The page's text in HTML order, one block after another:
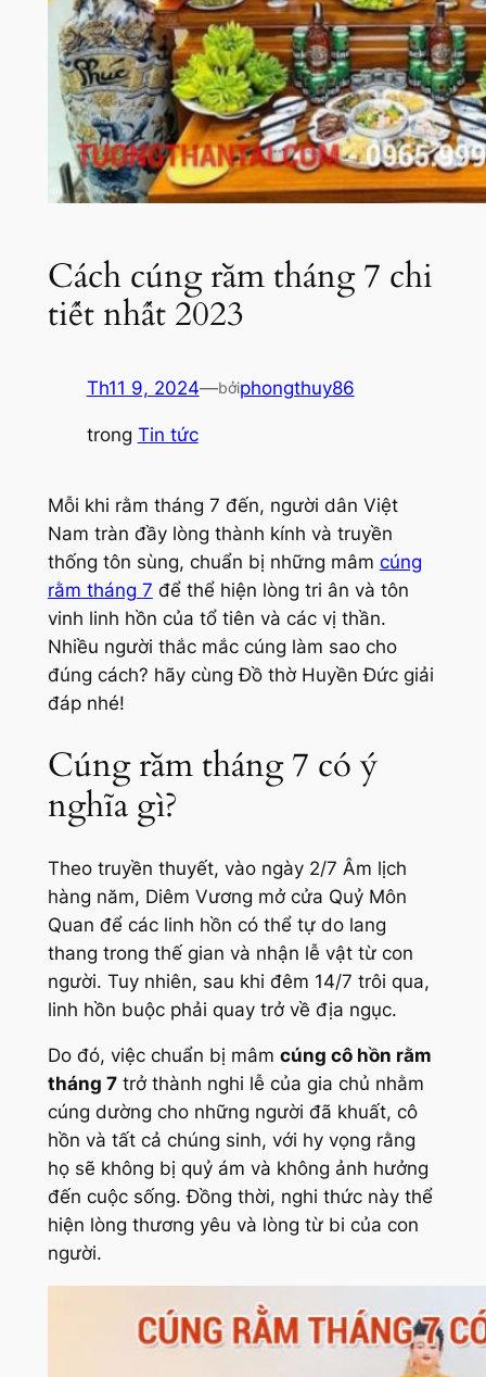
Cách cúng rằm tháng 7 chi
tiết nhất 2023
Th11 9, 2024—bởiphongthuy86
trong Tin tức
Mỗi khi rằm tháng 7 đến, người dân Việt
Nam tràn đầy lòng thành kính và truyền
thống tôn sùng, chuẩn bị những mâm cúng
rằm tháng 7 để thể hiện lòng tri ân và tôn
vinh linh hồn của tổ tiên và các vị thần.
Nhiều người thắc mắc cúng làm sao cho
đúng cách? hãy cùng Đồ thờ Huyền Đức giải
đáp nhé!
Cúng rằm tháng 7 có ý
nghĩa gì?
Theo truyền thuyết, vào ngày 2/7 Âm lịch
hàng năm, Diêm Vương mở cửa Quỷ Môn
Quan để các linh hồn có thể tự do lang
thang trong thế gian và nhận lễ vật từ con
người. Tuy nhiên, sau khi đêm 14/7 trôi qua,
linh hồn buộc phải quay trở về địa ngục.
Do đó, việc chuẩn bị mâm cúng cô hồn rằm
tháng 7trở thành nghi lễ của gia chủ nhằm
cúng dường cho những người đã khuất, cô
hồn và tất cả chúng sinh, với hy vọng rằng
họ sẽ không bị quỷ ám và không ảnh hưởng
đến cuộc sống. Đồng thời, nghi thức này thể
hiện lòng thương yêu và lòng từ bi của con
người.